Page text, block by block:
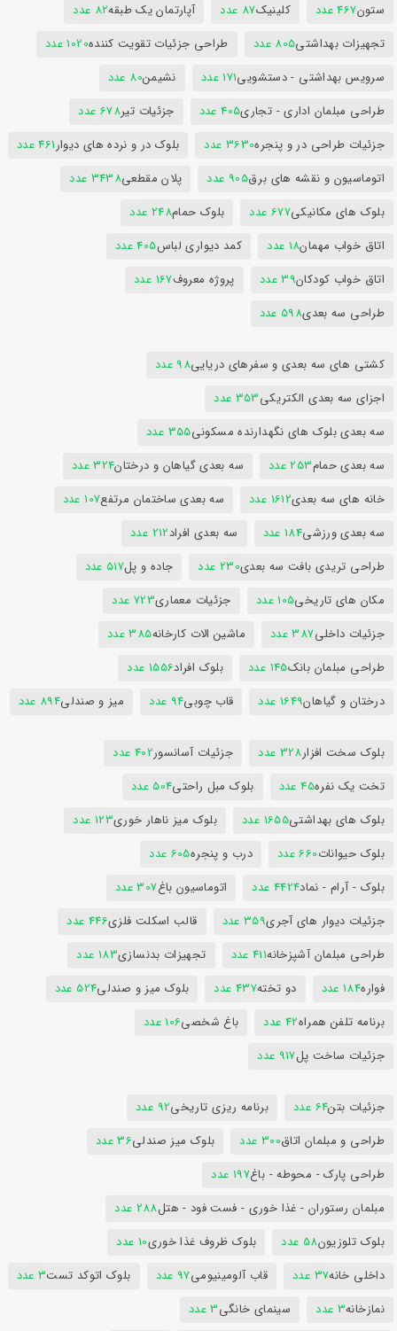
ستون467 عدد کلینیک87 عدد آپارتمان یک طبقه82 عدد
تجهیزات بهداشتی805 عدد طراحی جزئیات تقویت کننده1020 عدد
سرویس بهداشتی - دستشویی171 عدد نشیمن80 عدد
طراحی مبلمان اداری - تجاری405 عدد جزئیات تیر678 عدد
جزئیات طراحی در و پنجره3630 عدد بلوک در و نرده های دیوار461 عدد
اتوماسیون و نقشه های برق905 عدد پلان مقطعی3438 عدد
بلوک های مکانیکی677 عدد بلوک حمام248 عدد
اتاق خواب مهمان18 عدد کمد دیواری لباس405 عدد
اتاق خواب کودکان39 عدد پروژه معروف167 عدد
طراحی سه بعدی598 عدد
کشتی های سه بعدی و سفرهای دریایی98 عدد
اجزای سه بعدی الکتریکی353 عدد
سه بعدی بلوک های نگهدارنده مسکونی355 عدد
سه بعدی حمام253 عدد سه بعدی گیاهان و درختان324 عدد
خانه های سه بعدی1612 عدد سه بعدی ساختمان مرتفع107 عدد
سه بعدی ورزشی184 عدد سه بعدی افراد212 عدد
طراحی تریدی بافت سه بعدی230 عدد جاده و پل517 عدد
مکان های تاریخی105 عدد جزئیات معماری723 عدد
جزئیات داخلی387 عدد ماشین الات کارخانه385 عدد
طراحی مبلمان بانک145 عدد بلوک افراد1556 عدد
درختان و گیاهان1649 عدد قاب چوبی94 عدد میز و صندلی894 عدد
بلوک سخت افزار328 عدد جزئیات آسانسور402 عدد
تخت یک نفره45 عدد بلوک مبل راحتی504 عدد
بلوک های بهداشتی1655 عدد بلوک میز ناهار خوری123 عدد
بلوک حیوانات660 عدد درب و پنجره605 عدد
بلوک - آرام - نماد4424 عدد اتوماسیون باغ307 عدد
جزئیات دیوار های آجری359 عدد قالب اسکلت فلزی446 عدد
طراحی مبلمان آشپزخانه411 عدد تجهیزات بدنسازی183 عدد
فواره184 عدد دو تخته437 عدد بلوک میز و صندلی524 عدد
برنامه تلفن همراه42 عدد باغ شخصی106 عدد
جزئیات ساخت پل917 عدد
جزئیات بتن64 عدد برنامه ریزی تاریخی92 عدد
طراحی و مبلمان اتاق300 عدد بلوک میز صندلی36 عدد
طراحی پارک - محوطه - باغ197 عدد
مبلمان رستوران - غذا خوری - فست فود - هتل288 عدد
بلوک تلوزیون58 عدد بلوک ظروف غذا خوری10 عدد
داخلی خانه37 عدد قاب آلومینیومی97 عدد بلوک اتوکد تست3 عدد
نمازخانه3 عدد سینمای خانگی3 عدد